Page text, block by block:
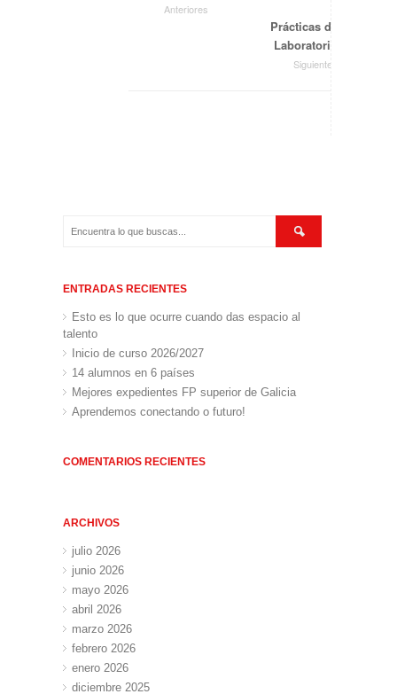
Anteriores
Prácticas de
Laboratorio
Siguientes
ENTRADAS RECIENTES
Esto es lo que ocurre cuando das espacio al
talento
Inicio de curso 2026/2027
14 alumnos en 6 países
Mejores expedientes FP superior de Galicia
Aprendemos conectando o futuro!
COMENTARIOS RECIENTES
ARCHIVOS
julio 2026
junio 2026
mayo 2026
abril 2026
marzo 2026
febrero 2026
enero 2026
diciembre 2025